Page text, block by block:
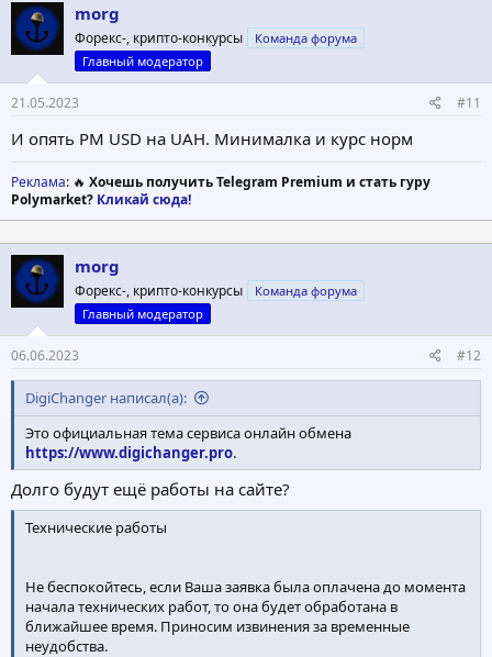
morg
Форекс-, крипто-конкурсы
Команда форума
Главный модератор
21.05.2023 #11
И опять PM USD на UAH. Минималка и курс норм
Реклама: 🔥 Хочешь получить Telegram Premium и стать гуру
Polymarket? Кликай сюда!
morg
Форекс-, крипто-конкурсы
Команда форума
Главный модератор
06.06.2023 #12
DigiChanger написал(а):
Это официальная тема сервиса онлайн обмена
https://www.digichanger.pro.
Долго будут ещё работы на сайте?
Технические работы
Не беспокойтесь, если Ваша заявка была оплачена до момента
начала технических работ, то она будет обработана в
ближайшее время. Приносим извинения за временные
неудобства.